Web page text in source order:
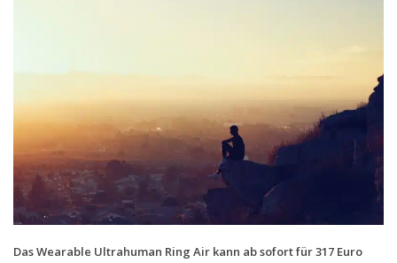
Smartphonetarife
Prepaid-Tarife
Datentarife
Flatrate-Prepaidtarife
Mobilfunk-Vergleichsrechner
Mobilfunk-Tarifrechner
Das Wearable Ultrahuman Ring Air kann ab sofort für 317 Euro